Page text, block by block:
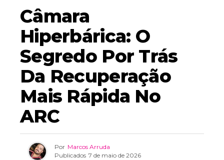
Câmara
Hiperbárica: O
Segredo Por Trás
Da Recuperação
Mais Rápida No
ARC
Por Marcos Arruda
Publicados 7 de maio de 2026